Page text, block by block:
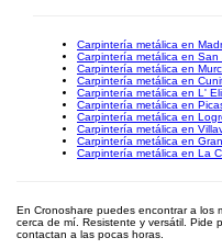
Carpintería metálica en
Carpintería metálica en
Carpintería metálica en
Carpintería metálica en
Carpintería metálica en L'
Carpintería metálica en
Carpintería metálica en
Carpintería metálica en
Carpintería metálica en
Carpintería metálica en La
En Cronoshare puedes encontrar a los
cerca de mí. Resistente y versátil. Pide
contactan a las pocas horas.